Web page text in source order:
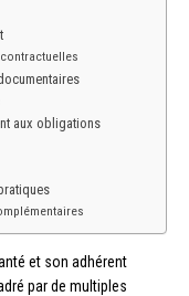
aux obligations
et son adhérent
par de multiples